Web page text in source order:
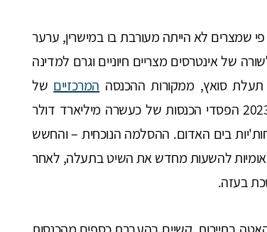
שמצרים לא הייתה מעורבת בו במישרין, ערער
של אינטרסים מצריים חיוניים וגרם למדינה
תעלת סואץ, ממקורות ההכנסה המרכזיים של
מאז ה-7 באוקטובר 2023 הפסדי הכנסות של כעשרה מיליארד דולר
בים האדום. ההסלמה הנוכחית – והחשש
להשעות מחדש את השיט בתעלה, לאחר
בעזה.